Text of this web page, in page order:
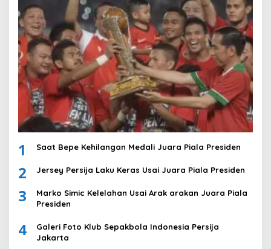
1 Saat Bepe Kehilangan Medali Juara Piala Presiden
2 Jersey Persija Laku Keras Usai Juara Piala Presiden
3
Marko Simic Kelelahan Usai Arak arakan Juara Piala
Presiden
4
Galeri Foto Klub Sepakbola Indonesia Persija
Jakarta